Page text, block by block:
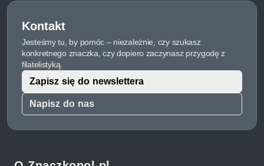
Kontakt
Jesteśmy tu, by pomóc – niezależnie, czy szukasz
konkretnego znaczka, czy dopiero zaczynasz przygodę z
filatelistyką.
Napisz do nas
Zapisz się do newslettera